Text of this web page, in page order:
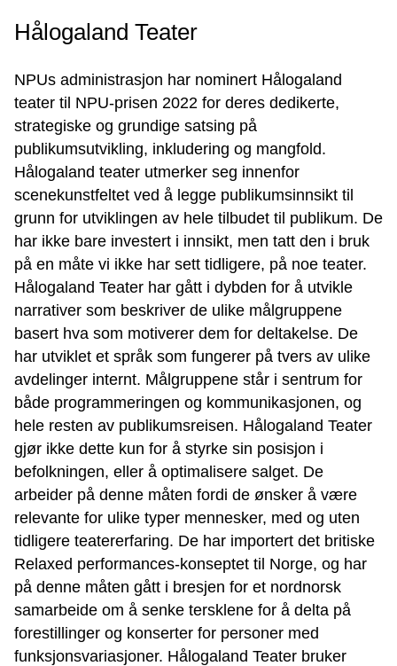
Hålogaland Teater
NPUs administrasjon har nominert Hålogaland
teater til NPU-prisen 2022 for deres dedikerte,
strategiske og grundige satsing på
publikumsutvikling, inkludering og mangfold.
Hålogaland teater utmerker seg innenfor
scenekunstfeltet ved å legge publikumsinnsikt til
grunn for utviklingen av hele tilbudet til publikum. De
har ikke bare investert i innsikt, men tatt den i bruk
på en måte vi ikke har sett tidligere, på noe teater.
Hålogaland Teater har gått i dybden for å utvikle
narrativer som beskriver de ulike målgruppene
basert hva som motiverer dem for deltakelse. De
har utviklet et språk som fungerer på tvers av ulike
avdelinger internt. Målgruppene står i sentrum for
både programmeringen og kommunikasjonen, og
hele resten av publikumsreisen. Hålogaland Teater
gjør ikke dette kun for å styrke sin posisjon i
befolkningen, eller å optimalisere salget. De
arbeider på denne måten fordi de ønsker å være
relevante for ulike typer mennesker, med og uten
tidligere teatererfaring. De har importert det britiske
Relaxed performances-konseptet til Norge, og har
på denne måten gått i bresjen for et nordnorsk
samarbeide om å senke tersklene for å delta på
forestillinger og konserter for personer med
funksjonsvariasjoner. Hålogaland Teater bruker